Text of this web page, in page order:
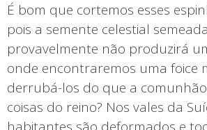
É bom que cortemos esses
pois a semente celestial
provavelmente não produzirá
onde encontraremos uma foice
derrubá-los do que a
coisas do reino? Nos vales da